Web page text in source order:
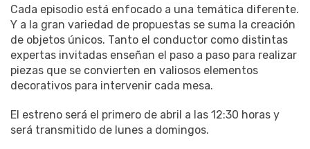
Cada episodio está enfocado a una temática diferente.
Y a la gran variedad de propuestas se suma la creación
de objetos únicos. Tanto el conductor como distintas
expertas invitadas enseñan el paso a paso para realizar
piezas que se convierten en valiosos elementos
decorativos para intervenir cada mesa.
El estreno será el primero de abril a las 12:30 horas y
será transmitido de lunes a domingos.